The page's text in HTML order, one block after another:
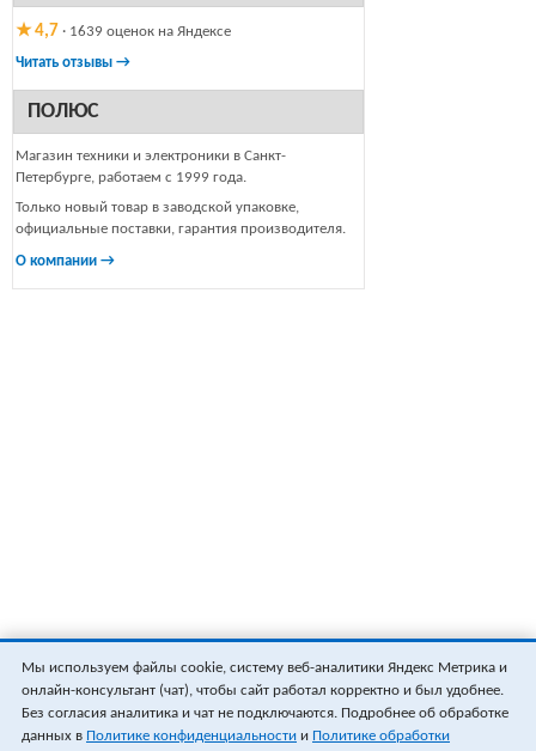
★ 4,7 · 1639 оценок на Яндексе
Читать отзывы →
ПОЛЮС
Магазин техники и электроники в Санкт-
Петербурге, работаем с 1999 года.
Только новый товар в заводской упаковке,
официальные поставки, гарантия производителя.
О компании →
Мы используем файлы cookie, систему веб-аналитики Яндекс Метрика и
онлайн-консультант (чат), чтобы сайт работал корректно и был удобнее.
Без согласия аналитика и чат не подключаются. Подробнее об обработке
данных в Политике конфиденциальности и Политике обработки